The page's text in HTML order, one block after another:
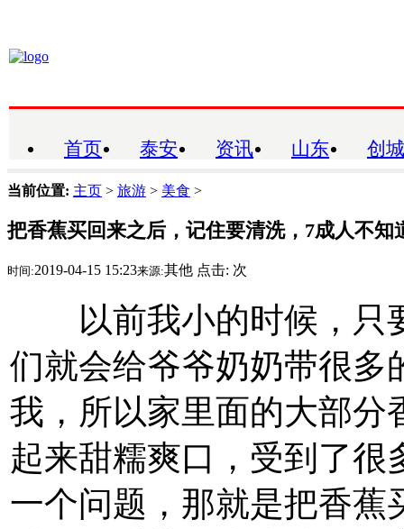
首页 泰安 资讯 山东 创城
当前位置: 主页 > 旅游 > 美食 >
把香蕉买回来之后，记住要清洗，7成人不知
时间:2019-04-15 15:23来源:其他 点击: 次
以前我小的时候，只
们就会给爷爷奶奶带很多
我，所以家里面的大部分
起来甜糯爽口，受到了很
一个问题，那就是把香蕉